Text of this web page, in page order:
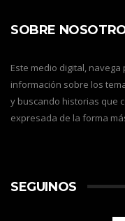
SOBRE
Este medio digital,
información sobre los
y buscando historias que
expresada de la forma
SEGUINOS